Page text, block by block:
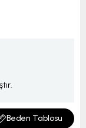
Beden Tablosu